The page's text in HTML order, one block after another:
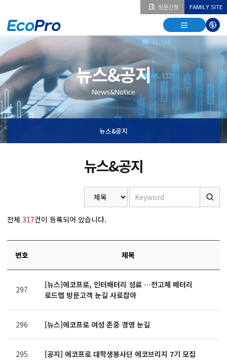
방문신청 FAMILY SITE
열기
열기
다국어
열기
뉴스&공지
News&Notice
뉴스&공지
뉴스&공지
전체 317건이 등록되어 있습니다.
파일,
조회수,
작성일
제공표
번호 제목
297
[뉴스]에코프로, 인터배터리 성료 …전고체 배터리
로드맵 방문고객 눈길 사로잡아
296 [뉴스]에코프로 여성 존중 경영 눈길
295 [공지] 에코프로 대학생봉사단 에코브리지 7기 모집